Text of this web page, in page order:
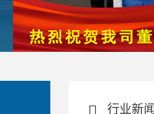
行业新闻